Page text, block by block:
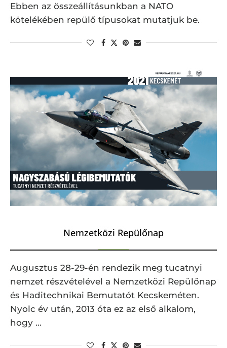
Ebben az összeállításunkban a NATO
kötelékében repülő típusokat mutatjuk be.
Nemzetközi Repülőnap
Augusztus 28-29-én rendezik meg tucatnyi
nemzet részvételével a Nemzetközi Repülőnap
és Haditechnikai Bemutatót Kecskeméten.
Nyolc év után, 2013 óta ez az első alkalom,
hogy …